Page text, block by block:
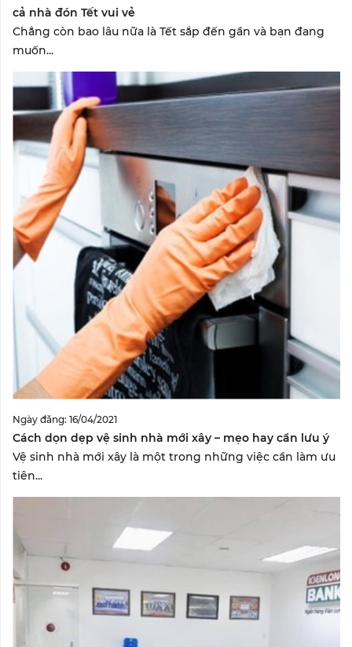
cả nhà đón Tết vui vẻ
Chẳng còn bao lâu nữa là Tết sắp đến gần và bạn đang
muốn...
Ngày đăng: 16/04/2021
Cách dọn dẹp vệ sinh nhà mới xây – mẹo hay cần lưu ý
Vệ sinh nhà mới xây là một trong những việc cần làm ưu
tiên...